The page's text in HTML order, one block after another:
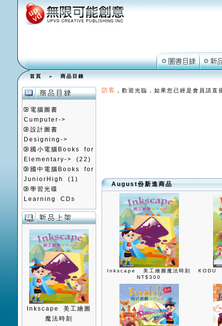
首頁»商品目錄
電腦圖書
Cumputer->
設計圖書
Designing->
國小電腦Books for
Elementary->
(22)
國中電腦Books for
JuniorHigh
(1)
學習光碟
Learning CDs
Inkscape 美工繪圖
魔法時刻
訪客 ，歡迎光臨，如果您已經是會員請直
August份新進商品
Inkscape 美工繪圖魔法時刻
NT$300
KODU